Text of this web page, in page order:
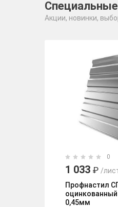
Акции, новинки,
0
1 033 ₽ /
Профнастил
оцинкованный
0,45мм